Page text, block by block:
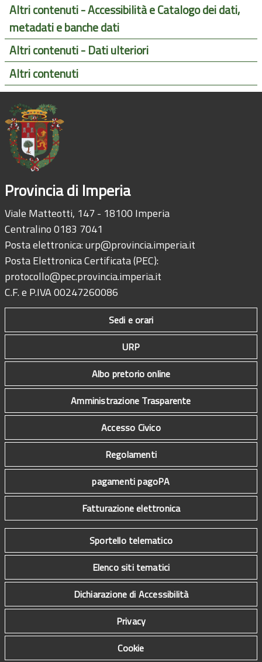
Altri contenuti - Accessibilità e Catalogo dei dati,
metadati e banche dati
Altri contenuti - Dati ulteriori
Altri contenuti
Provincia di Imperia
Viale Matteotti, 147 - 18100 Imperia
Centralino 0183 7041
Posta elettronica:urp@provincia.imperia.it
Posta Elettronica Certificata (PEC):
protocollo@pec.provincia.imperia.it
C.F. e P.IVA 00247260086
Sedi e orari
URP
Albo pretorio online
Amministrazione Trasparente
Accesso Civico
Regolamenti
pagamenti pagoPA
Fatturazione elettronica
Sportello telematico
Elenco siti tematici
Dichiarazione di Accessibilità
Privacy
Cookie